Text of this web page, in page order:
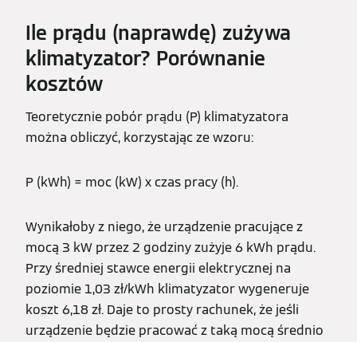
Ile prądu (naprawdę) zużywa
klimatyzator? Porównanie
kosztów
Teoretycznie pobór prądu (P) klimatyzatora
można obliczyć, korzystając ze wzoru:
P (kWh) = moc (kW) x czas pracy (h).
Wynikałoby z niego, że urządzenie pracujące z
mocą 3 kW przez 2 godziny zużyje 6 kWh prądu.
Przy średniej stawce energii elektrycznej na
poziomie 1,03 zł/kWh klimatyzator wygeneruje
koszt 6,18 zł. Daje to prosty rachunek, że jeśli
urządzenie będzie pracować z taką mocą średnio